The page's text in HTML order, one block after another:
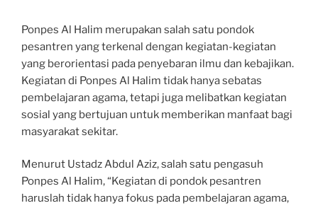
Ponpes Al Halim merupakan salah satu pondok
pesantren yang terkenal dengan kegiatan-kegiatan
yang berorientasi pada penyebaran ilmu dan kebajikan.
Kegiatan di Ponpes Al Halim tidak hanya sebatas
pembelajaran agama, tetapi juga melibatkan kegiatan
sosial yang bertujuan untuk memberikan manfaat bagi
masyarakat sekitar.
Menurut Ustadz Abdul Aziz, salah satu pengasuh
Ponpes Al Halim, “Kegiatan di pondok pesantren
haruslah tidak hanya fokus pada pembelajaran agama,